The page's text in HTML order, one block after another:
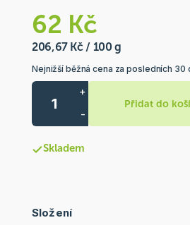
62 Kč
206,67 Kč / 100 g
Nejnižší běžná cena za posledních 30
+
-
Přidat do
Skladem
Složení